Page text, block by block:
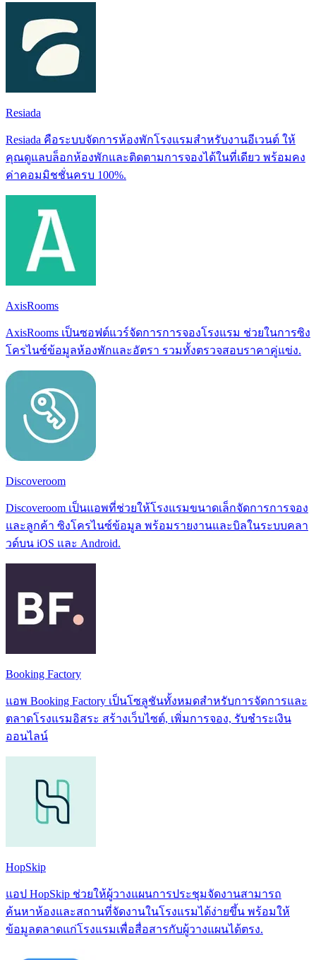
Resiada
Resiada คือระบบจัดการห้องพักโรงแรมสำหรับงานอีเวนต์ ให้
คุณดูแลบล็อกห้องพักและติดตามการจองได้ในที่เดียว พร้อมคง
ค่าคอมมิชชั่นครบ 100%.
AxisRooms
AxisRooms เป็นซอฟต์แวร์จัดการการจองโรงแรม ช่วยในการซิง
โครไนซ์ข้อมูลห้องพักและอัตรา รวมทั้งตรวจสอบราคาคู่แข่ง.
Discoveroom
Discoveroom เป็นแอพที่ช่วยให้โรงแรมขนาดเล็กจัดการการจอง
และลูกค้า ซิงโครไนซ์ข้อมูล พร้อมรายงานและบิลในระบบคลา
วด์บน iOS และ Android.
Booking Factory
แอพ Booking Factory เป็นโซลูชันทั้งหมดสำหรับการจัดการและ
ตลาดโรงแรมอิสระ สร้างเว็บไซต์, เพิ่มการจอง, รับชำระเงิน
ออนไลน์
HopSkip
แอป HopSkip ช่วยให้ผู้วางแผนการประชุมจัดงานสามารถ
ค้นหาห้องและสถานที่จัดงานในโรงแรมได้ง่ายขึ้น พร้อมให้
ข้อมูลตลาดแก่โรงแรมเพื่อสื่อสารกับผู้วางแผนได้ตรง.